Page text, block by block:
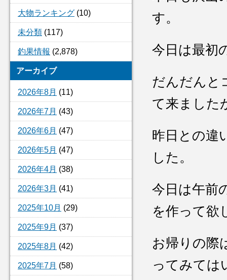
大物ランキング (10)
未分類 (117)
釣果情報 (2,878)
アーカイブ
2026年8月 (11)
2026年7月 (43)
2026年6月 (47)
2026年5月 (47)
2026年4月 (38)
2026年3月 (41)
2025年10月 (29)
2025年9月 (37)
2025年8月 (42)
2025年7月 (58)
す。
今日は最初
だんだんと
て来まし
昨日との違
した。
今日は午前
を作って欲
お帰りの際
ってみては